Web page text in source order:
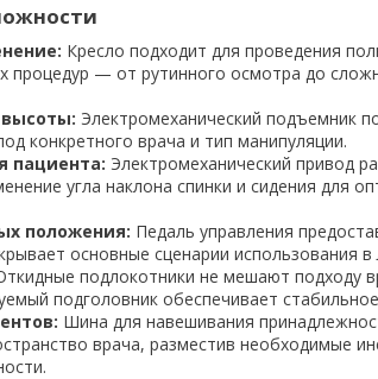
Кресло подходит для проведения
процедур — от рутинного осмотра до
высоты: Электромеханический подъемник
конкретного врача и тип манипуляции.
пациента: Электромеханический привод
угла наклона спинки и сидения для
положения: Педаль управления
основные сценарии использования в
подлокотники не мешают подходу
подголовник обеспечивает
Шина для навешивания
врача, разместив необходимые